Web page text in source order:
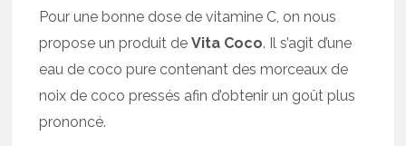
Pour une bonne dose de vitamine C, on nous
propose un produit deVita Coco. Il s’agit d’une
eau de coco pure contenant des morceaux de
noix de coco pressés afin d’obtenir un goût plus
prononcé.